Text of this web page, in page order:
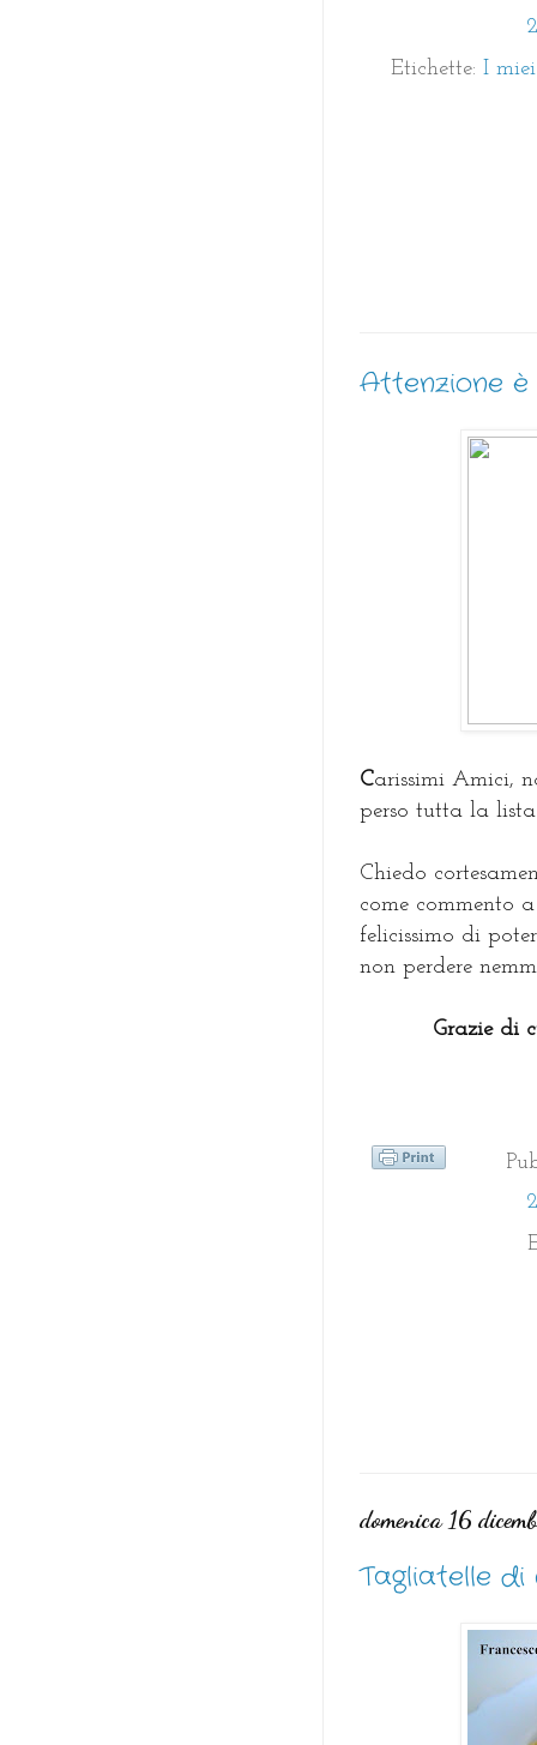
Etichette: I
Attenzione
Carissimi Amici,
perso tutta la
Chiedo
come commento
felicissimo di
non perdere
Grazie di
domenica 16
Tagliatelle